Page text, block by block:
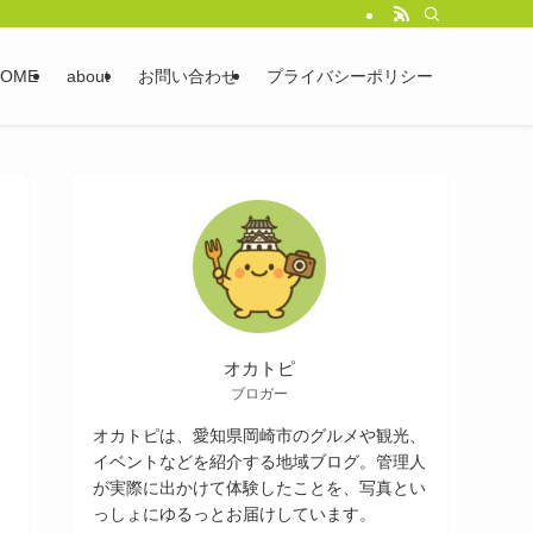
about お問い合わせ プライバシーポリシー
オカトピ
ブロガー
オカトピは、愛知県岡崎市のグルメや観光、
イベントなどを紹介する地域ブログ。管理人
が実際に出かけて体験したことを、写真とい
っしょにゆるっとお届けしています。